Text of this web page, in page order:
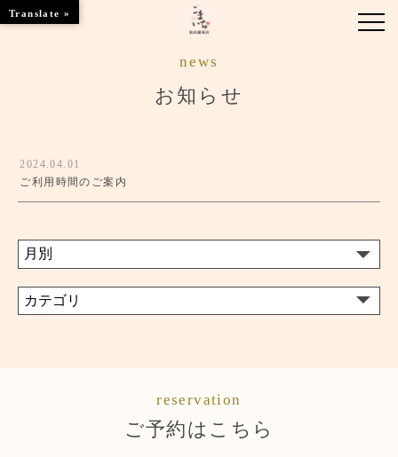
ご予約はこちら
news
お知らせ
2024.04.01
ご利用時間のご案内
reservation
ご予約はこちら
Translate »